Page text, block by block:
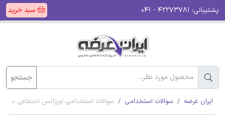
پشتیبانی: سبد خرید
جستجو
ایران عرضه سوالات استخدامی سوالات استخدامی اورژانس اجتماعی با